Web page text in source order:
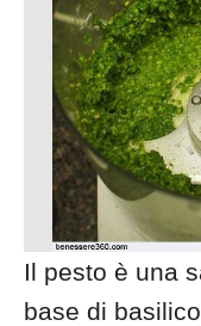
Il pesto è una
base di